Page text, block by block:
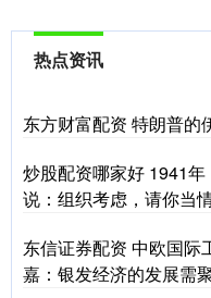
热点资讯
东方财富配资 特朗普的
炒股配资哪家好 1941
说：组织考虑，请你当
东信证券配资 中欧国际
嘉：银发经济的发展需